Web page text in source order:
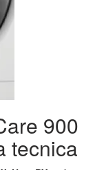
900
tecnica